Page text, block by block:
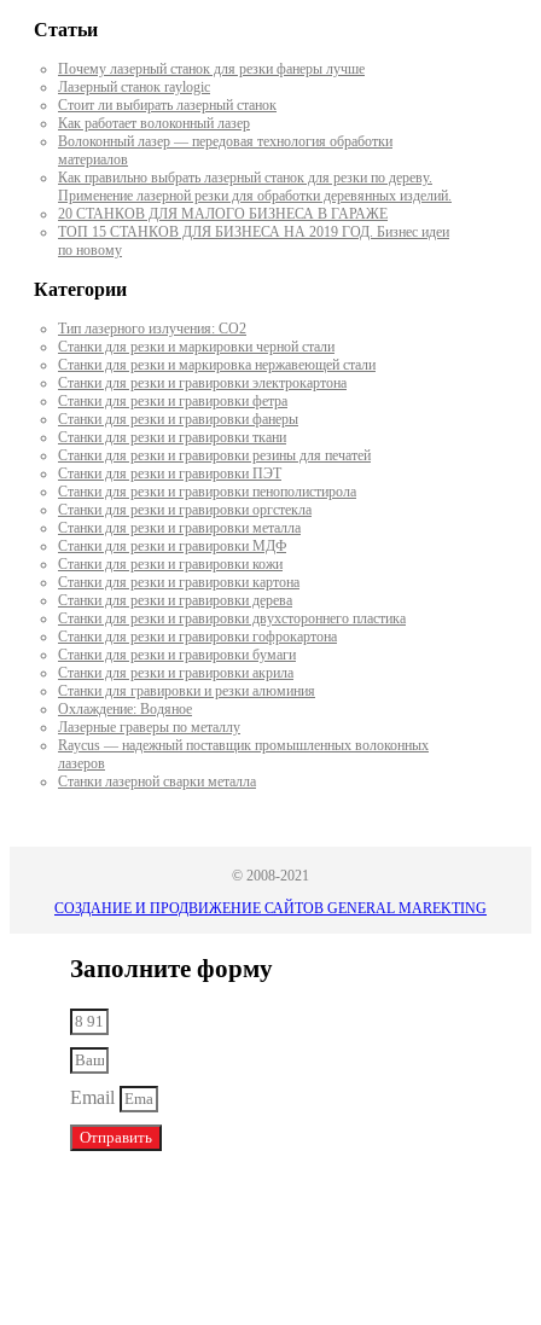
Статьи
Почему лазерный станок для резки фанеры лучше
Лазерный станок raylogic
Стоит ли выбирать лазерный станок
Как работает волоконный лазер
Волоконный лазер — передовая технология обработки
материалов
Как правильно выбрать лазерный станок для резки по дереву.
Применение лазерной резки для обработки деревянных изделий.
20 СТАНКОВ ДЛЯ МАЛОГО БИЗНЕСА В ГАРАЖЕ
ТОП 15 СТАНКОВ ДЛЯ БИЗНЕСА НА 2019 ГОД. Бизнес идеи
по новому
Категории
Тип лазерного излучения: СО2
Станки для резки и маркировки черной стали
Станки для резки и маркировка нержавеющей стали
Станки для резки и гравировки электрокартона
Станки для резки и гравировки фетра
Станки для резки и гравировки фанеры
Станки для резки и гравировки ткани
Станки для резки и гравировки резины для печатей
Станки для резки и гравировки ПЭТ
Станки для резки и гравировки пенополистирола
Станки для резки и гравировки оргстекла
Станки для резки и гравировки металла
Станки для резки и гравировки МДФ
Станки для резки и гравировки кожи
Станки для резки и гравировки картона
Станки для резки и гравировки дерева
Станки для резки и гравировки двухстороннего пластика
Станки для резки и гравировки гофрокартона
Станки для резки и гравировки бумаги
Станки для резки и гравировки акрила
Станки для гравировки и резки алюминия
Охлаждение: Водяное
Лазерные граверы по металлу
Raycus — надежный поставщик промышленных волоконных
лазеров
Cтанки лазерной сварки металла
© 2008-2021
СОЗДАНИЕ И ПРОДВИЖЕНИЕ САЙТОВ GENERAL MAREKTING
Заполните форму
Email
Отправить